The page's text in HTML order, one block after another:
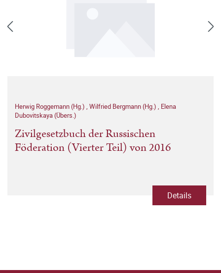
Herwig Roggemann (Hg.) , Wilfried Bergmann (Hg.) , Elena
Dubovitskaya (Übers.)
Zivilgesetzbuch der Russischen
Föderation (Vierter Teil) von 2016
Details